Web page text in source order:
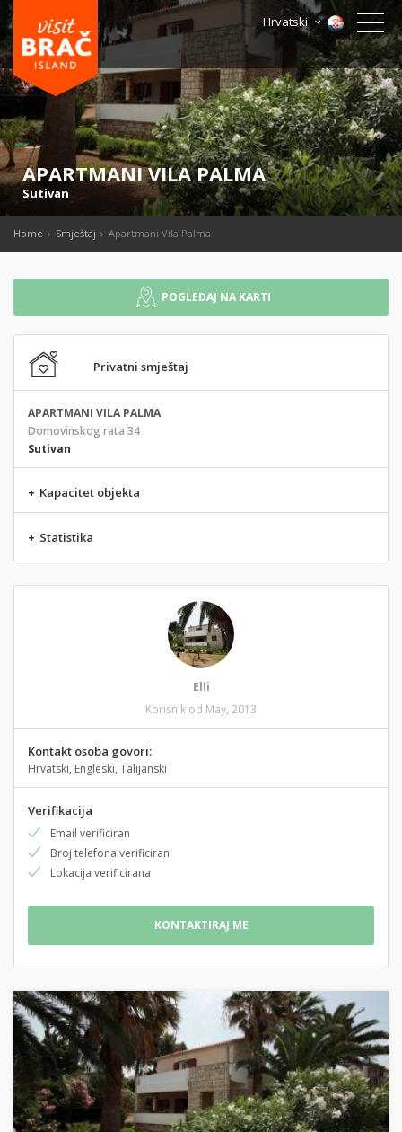
Hrvatski
APARTMANI VILA PALMA
Sutivan
Home Smještaj Apartmani Vila Palma
POGLEDAJ NA KARTI
Privatni smještaj
APARTMANI VILA PALMA
Domovinskog rata 34
Sutivan
+ Kapacitet objekta
+ Statistika
Elli
Korisnik od May, 2013
Kontakt osoba govori:
Hrvatski, Engleski, Talijanski
Verifikacija
Email verificiran
Broj telefona verificiran
Lokacija verificirana
KONTAKTIRAJ ME